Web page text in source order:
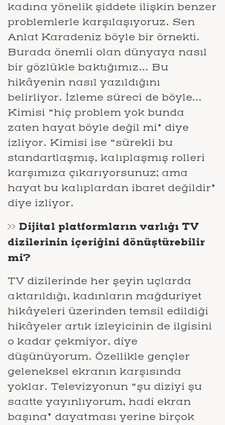
kadına yönelik şiddete ilişkin benzer
problemlerle karşılaşıyoruz. Sen
Anlat Karadeniz böyle bir örnekti.
Burada önemli olan dünyaya nasıl
bir gözlükle baktığımız… Bu
hikâyenin nasıl yazıldığını
belirliyor. İzleme süreci de böyle…
Kimisi “hiç problem yok bunda
zaten hayat böyle değil mi” diye
izliyor. Kimisi ise “sürekli bu
standartlaşmış, kalıplaşmış rolleri
karşımıza çıkarıyorsunuz; ama
hayat bu kalıplardan ibaret değildir”
diye izliyor.
>> Dijital platformların varlığı TV
dizilerinin içeriğini dönüştürebilir
mi?
TV dizilerinde her şeyin uçlarda
aktarıldığı, kadınların mağduriyet
hikâyeleri üzerinden temsil edildiği
hikâyeler artık izleyicinin de ilgisini
o kadar çekmiyor, diye
düşünüyorum. Özellikle gençler
geleneksel ekranın karşısında
yoklar. Televizyonun “şu diziyi şu
saatte yayınlıyorum, hadi ekran
başına” dayatması yerine birçok